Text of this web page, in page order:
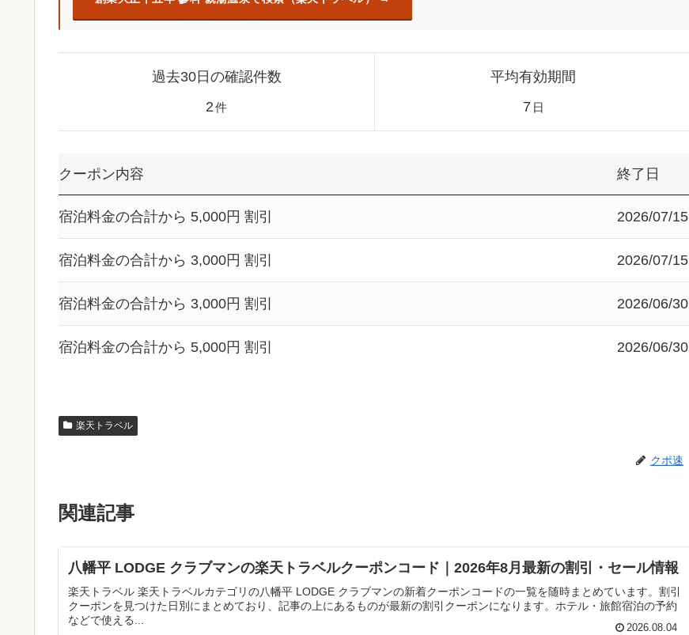
過去30日の確認件数
2件
平均有効期間
7 日
クーポン内容 終了日
宿泊料金の合計から 5,000円 割引 2026/07/15
宿泊料金の合計から 3,000円 割引 2026/07/15
宿泊料金の合計から 3,000円 割引 2026/06/30
宿泊料金の合計から 5,000円 割引 2026/06/30
楽天トラベル
クポ速
関連記事
八幡平 LODGE クラブマンの楽天トラベルクーポンコード｜2026年8月最新の割引・セール情報
楽天トラベル 楽天トラベルカテゴリの八幡平 LODGE クラブマンの新着クーポンコードの一覧を随時まとめています。割引
クーポンを見つけた日別にまとめており、記事の上にあるものが最新の割引クーポンになります。ホテル・旅館宿泊の予約
などで使える...
2026.08.04